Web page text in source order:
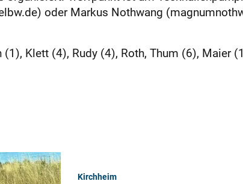
oder Markus Nothwang
Klett (4), Rudy (4), Roth, Thum (6), Maier
Kirchheim